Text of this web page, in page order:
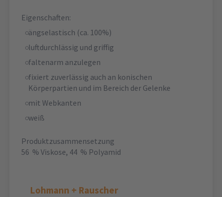
Eigenschaften:
ängselastisch (ca. 100%)
luftdurchlässig und griffig
faltenarm anzulegen
fixiert zuverlässig auch an konischen
Körperpartien und im Bereich der Gelenke
mit Webkanten
weiß
Produktzusammensetzung
56 % Viskose, 44 % Polyamid
Lohmann + Rauscher